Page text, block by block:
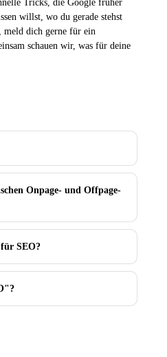
willst, wo du gerade stehst
meld dich gerne für ein
schauen wir, was für deine
Onpage- und Offpage-
für SEO?